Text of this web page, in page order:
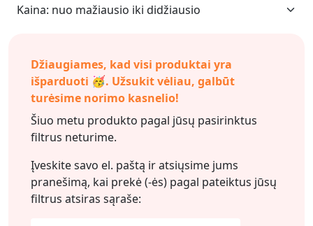
Džiaugiames, kad visi produktai yra
išparduoti 🥳. Užsukit vėliau, galbūt
turėsime norimo kasnelio!
Šiuo metu produkto pagal jūsų pasirinktus
filtrus neturime.
Įveskite savo el. paštą ir atsiųsime jums
pranešimą, kai prekė (-ės) pagal pateiktus jūsų
filtrus atsiras sąraše: